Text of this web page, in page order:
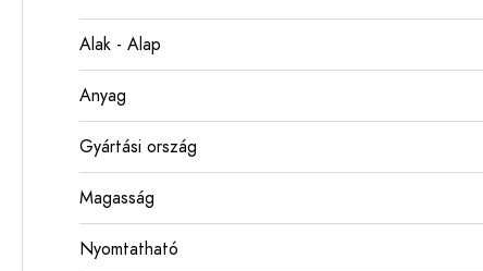
Alak - Alap
Anyag
Gyártási ország
Magasság
Nyomtatható